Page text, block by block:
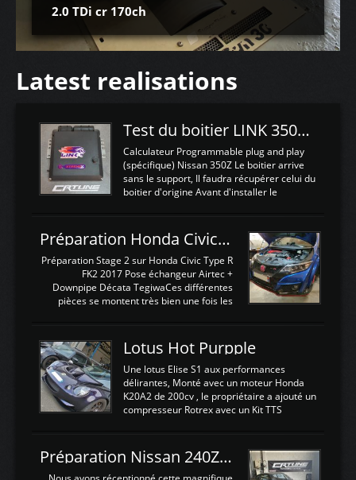
2.0 TDi cr 170ch
Latest realisations
Test du boitier LINK 350Z Plugin ECU
Calculateur Programmable plug and play
(spécifique) Nissan 350Z Le boitier arrive
sans le support, Il faudra récupérer celui du
boitier d'origine Avant d'installer le
d'envoyer l'information de la large bande
dans le boitier. sydney sweeney deepfake
La sortie 0-5V de l'afr sera connectée sur
l'entrée AN Volt 8 et GndAN pour
Analogique, et Volt car l'information est une
tension (Pas une résistance variable d'un
est temps de brancher le ...
Préparation Honda Civic Type R FK2
Préparation Stage 2 sur Honda Civic Type R
FK2 2017 Pose échangeur Airtec +
Downpipe Décata TegiwaCes différentes
pièces se montent très bien une fois les
légere découpe du plastique inferieur,
negénant en rien la structure ou le
fonctionnement du fond plat. Une
reprogrammation Stage 2 est faite sur le
calculateur d'origine. Une alternative
économique au passage sur Hondata
d'origine 310cv et 400Nn , Une fois
reprogrammé et les ...
Lotus Hot Purpple
Une lotus Elise S1 aux performances
délirantes, Monté avec un moteur Honda
K20A2 de 200cv , le propriétaire a ajouté un
compresseur Rotrex avec un Kit TTS
d'augmenter la puissance de son moteur:
un watercooler a été ajouté. 300Cv sans
échangeurLa lotus équipée d'un Hondata
Préparation Nissan 240Z SR20DET